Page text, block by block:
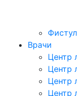
Врачи
Центр
Центр
Центр
Центр